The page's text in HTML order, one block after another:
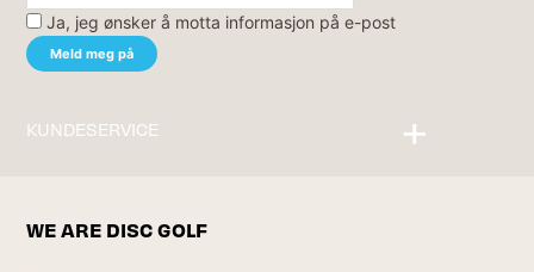
Ja, jeg ønsker å motta informasjon på e-post
KUNDESERVICE
WE ARE DISC GOLF